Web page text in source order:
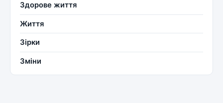
Здорове життя
Життя
Зірки
Зміни